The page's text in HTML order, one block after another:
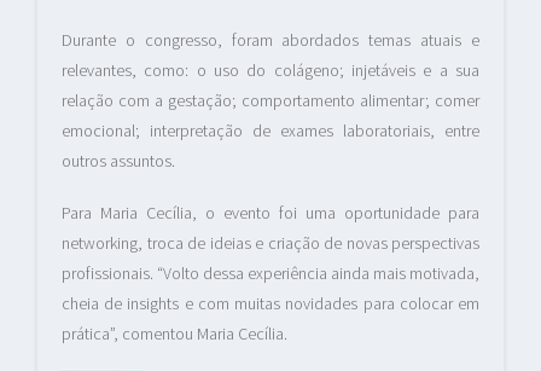
Durante o congresso, foram abordados temas atuais e
relevantes, como: o uso do colágeno; injetáveis e a sua
relação com a gestação; comportamento alimentar; comer
emocional; interpretação de exames laboratoriais, entre
outros assuntos.
Para Maria Cecília, o evento foi uma oportunidade para
networking, troca de ideias e criação de novas perspectivas
profissionais. “Volto dessa experiência ainda mais motivada,
cheia de insights e com muitas novidades para colocar em
prática”, comentou Maria Cecília.